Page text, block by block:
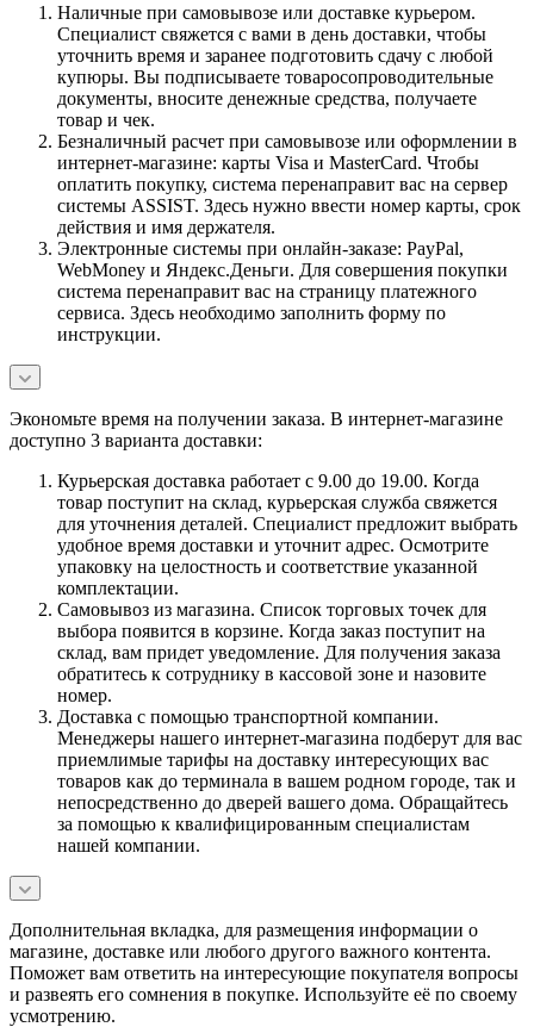
Наличные при самовывозе или доставке курьером.
Специалист свяжется с вами в день доставки, чтобы
уточнить время и заранее подготовить сдачу с любой
купюры. Вы подписываете товаросопроводительные
документы, вносите денежные средства, получаете
товар и чек.
Безналичный расчет при самовывозе или оформлении в
интернет-магазине: карты Visa и MasterCard. Чтобы
оплатить покупку, система перенаправит вас на сервер
системы ASSIST. Здесь нужно ввести номер карты, срок
действия и имя держателя.
Электронные системы при онлайн-заказе: PayPal,
WebMoney и Яндекс.Деньги. Для совершения покупки
система перенаправит вас на страницу платежного
сервиса. Здесь необходимо заполнить форму по
инструкции.
Экономьте время на получении заказа. В интернет-магазине
доступно 3 варианта доставки:
Курьерская доставка работает с 9.00 до 19.00. Когда
товар поступит на склад, курьерская служба свяжется
для уточнения деталей. Специалист предложит выбрать
удобное время доставки и уточнит адрес. Осмотрите
упаковку на целостность и соответствие указанной
комплектации.
Самовывоз из магазина. Список торговых точек для
выбора появится в корзине. Когда заказ поступит на
склад, вам придет уведомление. Для получения заказа
обратитесь к сотруднику в кассовой зоне и назовите
номер.
Доставка с помощью транспортной компании.
Менеджеры нашего интернет-магазина подберут для вас
приемлимые тарифы на доставку интересующих вас
товаров как до терминала в вашем родном городе, так и
непосредственно до дверей вашего дома. Обращайтесь
за помощью к квалифицированным специалистам
нашей компании.
Дополнительная вкладка, для размещения информации о
магазине, доставке или любого другого важного контента.
Поможет вам ответить на интересующие покупателя вопросы
и развеять его сомнения в покупке. Используйте её по своему
усмотрению.